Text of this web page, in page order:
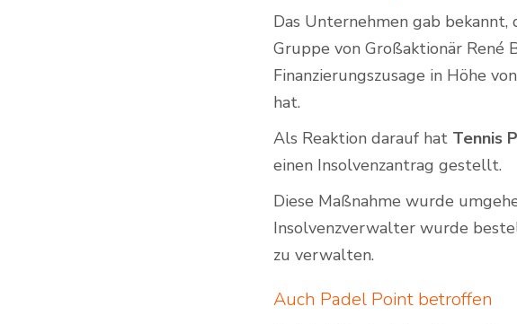
Das Unternehmen gab bekannt,
Gruppe von Großaktionär René
Finanzierungszusage in Höhe
hat.
Als Reaktion darauf hat Tennis
einen Insolvenzantrag gestellt.
Diese Maßnahme wurde
Insolvenzverwalter wurde
zu verwalten.
Auch Padel Point betroffen